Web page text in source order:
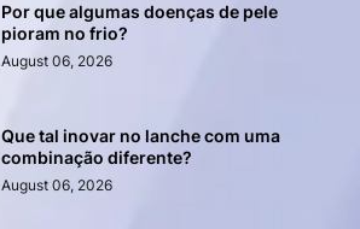
Por que algumas doenças de pele
pioram no frio?
August 06, 2026
Que tal inovar no lanche com uma
combinação diferente?
August 06, 2026